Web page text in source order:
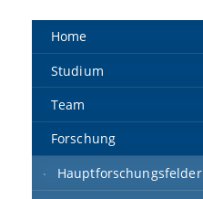
Home
Studium
Team
Forschung
Hauptforschungsfelder